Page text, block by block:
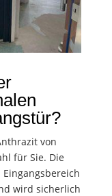
von
für Sie. Die
wird sicherlich